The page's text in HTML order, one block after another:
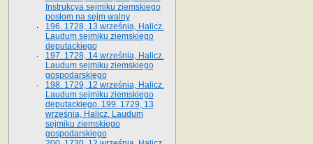
Instrukcya sejmiku ziemskiego
posłom na sejm walny
196. 1728, 13 września, Halicz.
Laudum sejmiku ziemskiego
deputackiego
197. 1728, 14 września, Halicz.
Laudum sejmiku ziemskiego
gospodarskiego
198. 1729, 12 września, Halicz.
Laudum sejmiku ziemskiego
deputackiego. 199. 1729, 13
września, Halicz. Laudum
sejmiku ziemskiego
gospodarskiego